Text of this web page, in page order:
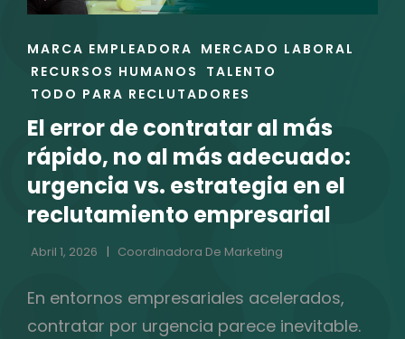
RESULTADOS
ENLACES
DE
LAS
MARCA EMPLEADORA MERCADO LABORAL
RECURSOS HUMANOS
TALENTO
TODO PARA RECLUTADORES
El error de contratar al más
rápido, no al más adecuado:
urgencia vs. estrategia en el
reclutamiento empresarial
Abril 1, 2026 Coordinadora De Marketing
En entornos empresariales acelerados,
contratar por urgencia parece inevitable.